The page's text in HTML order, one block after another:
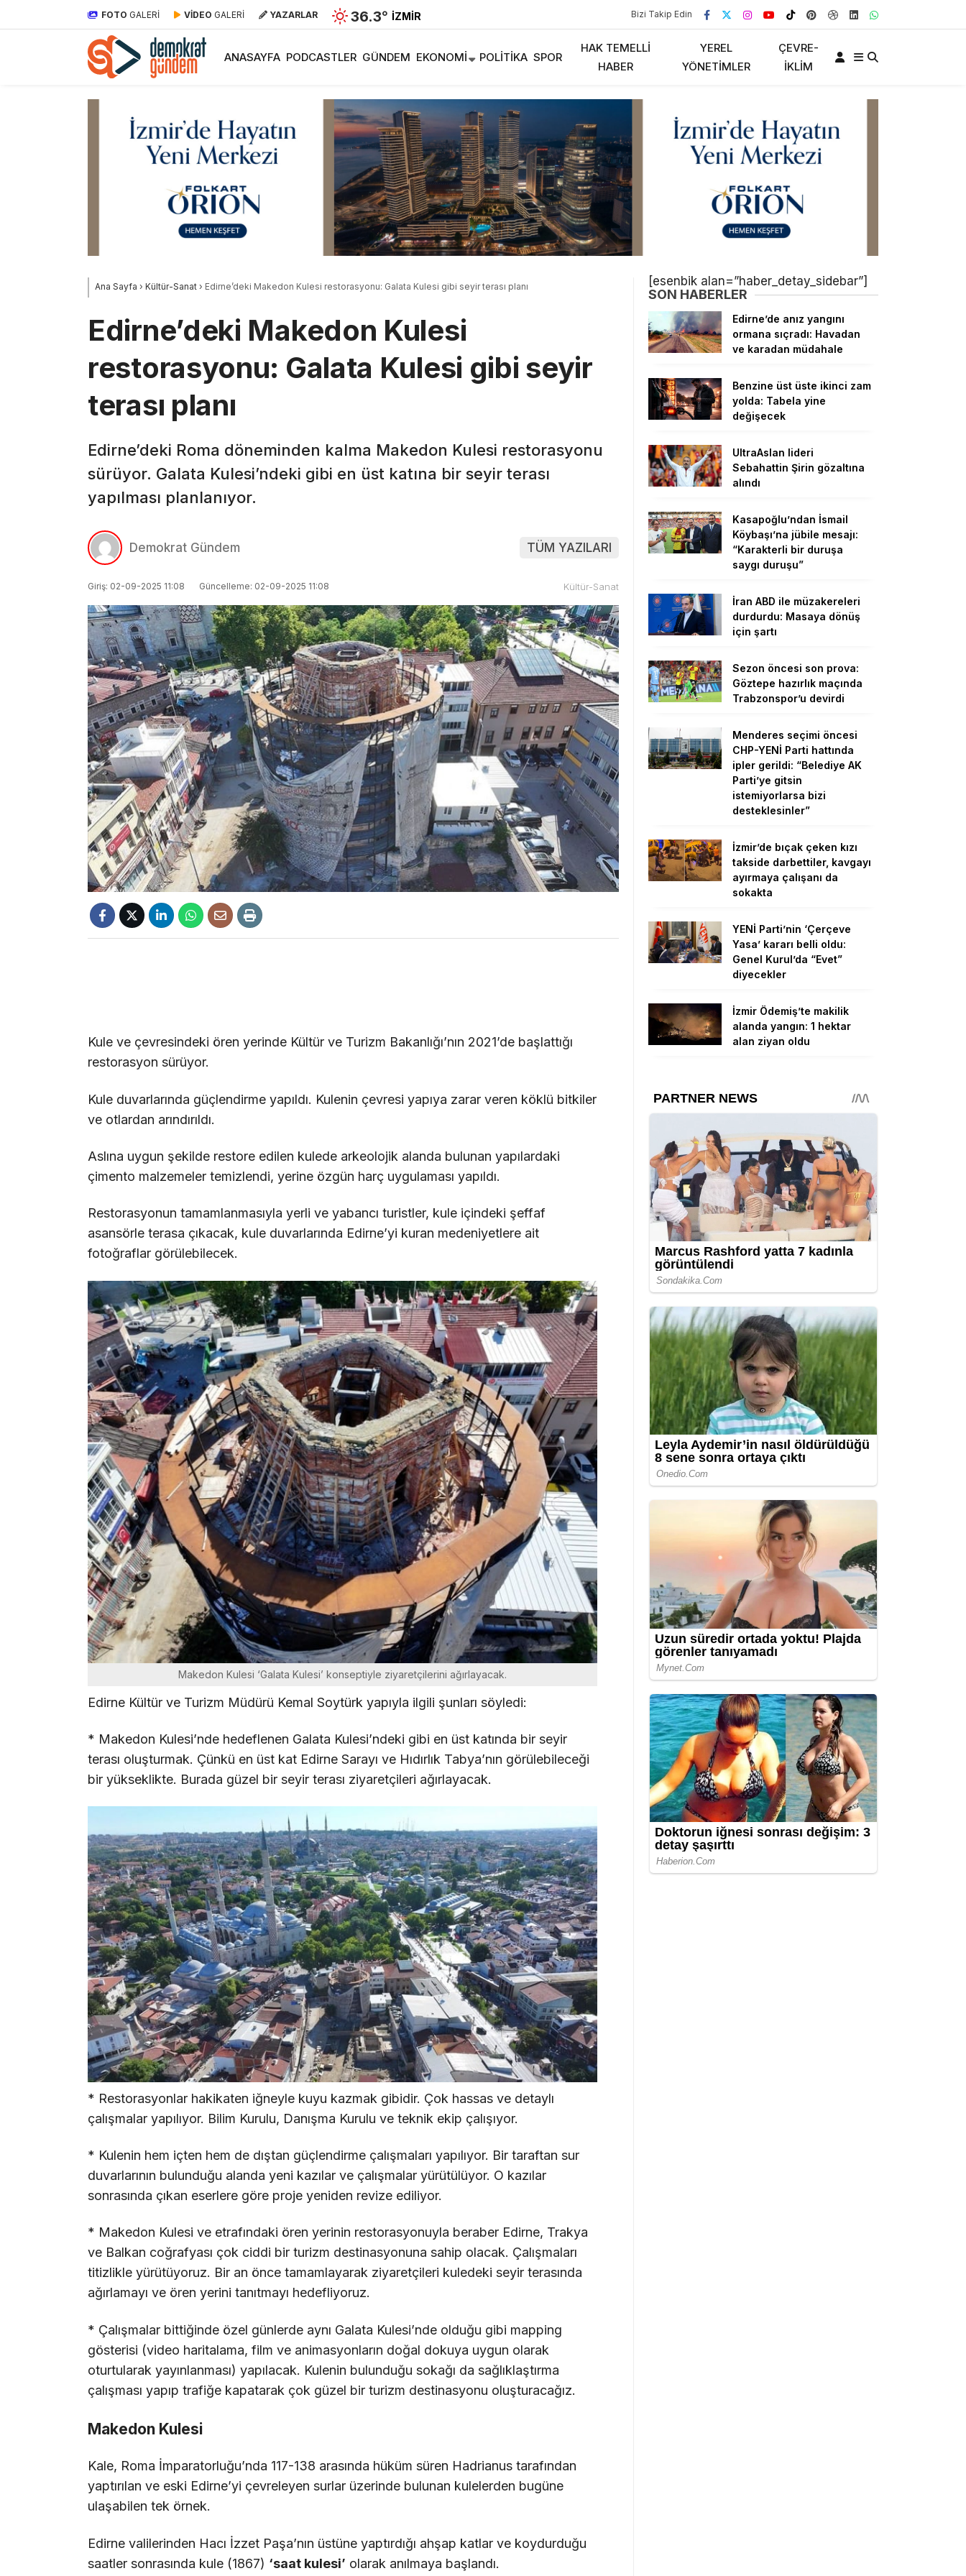
FOTO GALERİ VİDEO GALERİ YAZARLAR 36.3° İZMIR Bizi Takip Edin
ANASAYFA PODCASTLER GÜNDEM EKONOMI POLITIKA SPOR
HAK TEMELLI
HABER
YEREL
YÖNETIMLER
ÇEVRE-
İKLIM
Ana Sayfa › Kültür-Sanat › Edirne’deki Makedon Kulesi restorasyonu: Galata Kulesi gibi seyir terası planı
Edirne’deki Makedon Kulesi
restorasyonu: Galata Kulesi gibi seyir
terası planı
Edirne’deki Roma döneminden kalma Makedon Kulesi restorasyonu
sürüyor. Galata Kulesi’ndeki gibi en üst katına bir seyir terası
yapılması planlanıyor.
Demokrat Gündem TÜM YAZILARI
Giriş: 02-09-2025 11:08 Güncelleme: 02-09-2025 11:08 Kültür-Sanat
Kule ve çevresindeki ören yerinde Kültür ve Turizm Bakanlığı’nın 2021’de başlattığı
restorasyon sürüyor.
Kule duvarlarında güçlendirme yapıldı. Kulenin çevresi yapıya zarar veren köklü bitkiler
ve otlardan arındırıldı.
Aslına uygun şekilde restore edilen kulede arkeolojik alanda bulunan yapılardaki
çimento malzemeler temizlendi, yerine özgün harç uygulaması yapıldı.
Restorasyonun tamamlanmasıyla yerli ve yabancı turistler, kule içindeki şeffaf
asansörle terasa çıkacak, kule duvarlarında Edirne’yi kuran medeniyetlere ait
fotoğraflar görülebilecek.
Makedon Kulesi ‘Galata Kulesi’ konseptiyle ziyaretçilerini ağırlayacak.
Edirne Kültür ve Turizm Müdürü Kemal Soytürk yapıyla ilgili şunları söyledi:
* Makedon Kulesi’nde hedeflenen Galata Kulesi’ndeki gibi en üst katında bir seyir
terası oluşturmak. Çünkü en üst kat Edirne Sarayı ve Hıdırlık Tabya’nın görülebileceği
bir yükseklikte. Burada güzel bir seyir terası ziyaretçileri ağırlayacak.
* Restorasyonlar hakikaten iğneyle kuyu kazmak gibidir. Çok hassas ve detaylı
çalışmalar yapılıyor. Bilim Kurulu, Danışma Kurulu ve teknik ekip çalışıyor.
* Kulenin hem içten hem de dıştan güçlendirme çalışmaları yapılıyor. Bir taraftan sur
duvarlarının bulunduğu alanda yeni kazılar ve çalışmalar yürütülüyor. O kazılar
sonrasında çıkan eserlere göre proje yeniden revize ediliyor.
* Makedon Kulesi ve etrafındaki ören yerinin restorasyonuyla beraber Edirne, Trakya
ve Balkan coğrafyası çok ciddi bir turizm destinasyonuna sahip olacak. Çalışmaları
titizlikle yürütüyoruz. Bir an önce tamamlayarak ziyaretçileri kuledeki seyir terasında
ağırlamayı ve ören yerini tanıtmayı hedefliyoruz.
* Çalışmalar bittiğinde özel günlerde aynı Galata Kulesi’nde olduğu gibi mapping
gösterisi (video haritalama, film ve animasyonların doğal dokuya uygun olarak
oturtularak yayınlanması) yapılacak. Kulenin bulunduğu sokağı da sağlıklaştırma
çalışması yapıp trafiğe kapatarak çok güzel bir turizm destinasyonu oluşturacağız.
Makedon Kulesi
Kale, Roma İmparatorluğu’nda 117-138 arasında hüküm süren Hadrianus tarafından
yaptırılan ve eski Edirne’yi çevreleyen surlar üzerinde bulunan kulelerden bugüne
ulaşabilen tek örnek.
Edirne valilerinden Hacı İzzet Paşa’nın üstüne yaptırdığı ahşap katlar ve koydurduğu
saatler sonrasında kule (1867) ‘saat kulesi’ olarak anılmaya başlandı.
[esenbik alan=”haber_detay_sidebar”]
SON HABERLER
Edirne’de anız yangını
ormana sıçradı: Havadan
ve karadan müdahale
Benzine üst üste ikinci zam
yolda: Tabela yine
değişecek
UltraAslan lideri
Sebahattin Şirin gözaltına
alındı
Kasapoğlu’ndan İsmail
Köybaşı’na jübile mesajı:
“Karakterli bir duruşa
saygı duruşu”
İran ABD ile müzakereleri
durdurdu: Masaya dönüş
için şartı
Sezon öncesi son prova:
Göztepe hazırlık maçında
Trabzonspor’u devirdi
Menderes seçimi öncesi
CHP-YENİ Parti hattında
ipler gerildi: “Belediye AK
Parti’ye gitsin
istemiyorlarsa bizi
desteklesinler”
İzmir’de bıçak çeken kızı
takside darbettiler, kavgayı
ayırmaya çalışanı da
sokakta
YENİ Parti’nin ‘Çerçeve
Yasa’ kararı belli oldu:
Genel Kurul’da “Evet”
diyecekler
İzmir Ödemiş’te makilik
alanda yangın: 1 hektar
alan ziyan oldu